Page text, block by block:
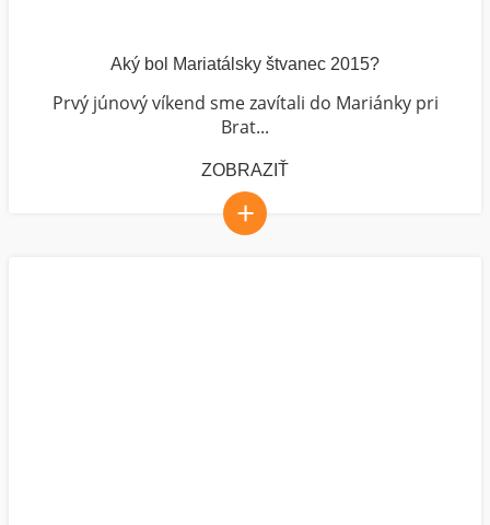
Aký bol Mariatálsky štvanec 2015?
Prvý júnový víkend sme zavítali do Mariánky pri
Brat...
ZOBRAZIŤ
+